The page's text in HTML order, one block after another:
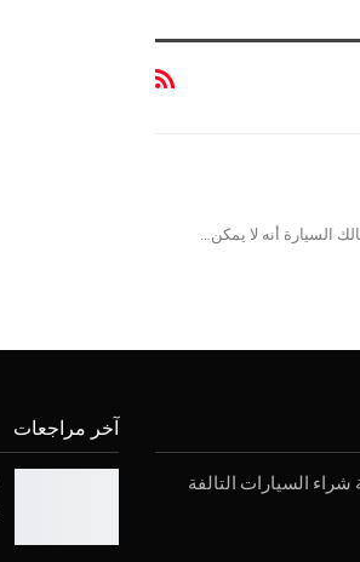
السيارة أنه لا يمكن…
السيارات التالفة
آخر مراجعات